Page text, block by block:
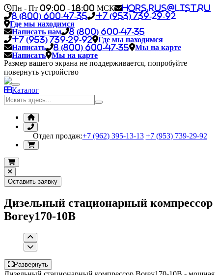
Пн - Пт 09:00 - 18:00 МСК
hors.rus@list.ru
8 (800) 600-47-35
+7 (953) 739-29-92
Где мы находимся
Написать нам
8 (800) 600-47-35
+7 (953) 739-29-92
Где мы находимся
Написать
8 (800) 600-47-35
Мы на карте
Написать
Мы на карте
Размер вашего экрана не поддерживается, попробуйте
повернуть устройство
Каталог
Отдел продаж:+7 (962) 395-13-13 +7 (953) 739-29-92
Оставить заявку
Дизельный стационарный компрессор
Borey170-10B
Развернуть